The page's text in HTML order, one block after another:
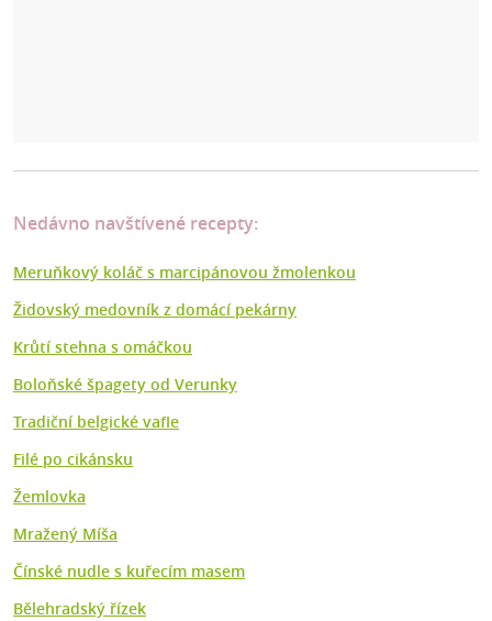
Nedávno navštívené recepty:
Meruňkový koláč s marcipánovou žmolenkou
Židovský medovník z domácí pekárny
Krůtí stehna s omáčkou
Boloňské špagety od Verunky
Tradiční belgické vafle
Filé po cikánsku
Žemlovka
Mražený Míša
Čínské nudle s kuřecím masem
Bělehradský řízek